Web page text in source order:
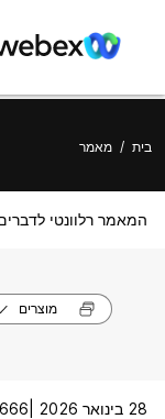
בית / מאמר
המאמר רלוונטי
מוצרים
28 בינואר 2026 | 666 תצוגות |